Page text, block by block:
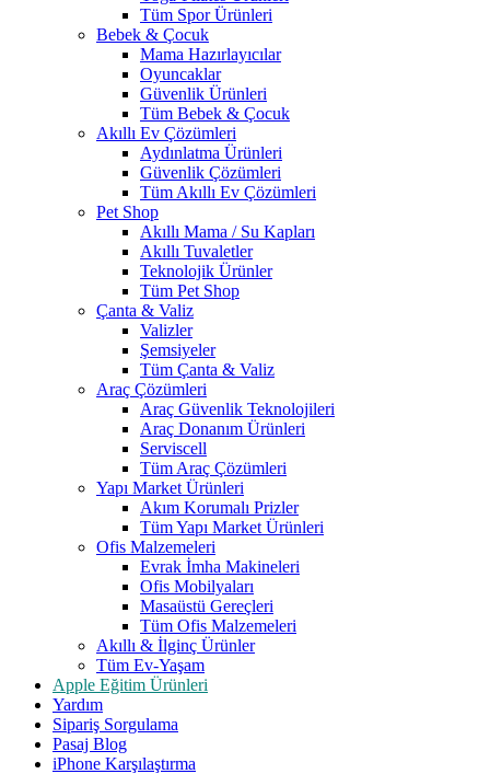
Tüm Spor Ürünleri
Bebek & Çocuk
Mama Hazırlayıcılar
Oyuncaklar
Güvenlik Ürünleri
Tüm Bebek & Çocuk
Akıllı Ev Çözümleri
Aydınlatma Ürünleri
Güvenlik Çözümleri
Tüm Akıllı Ev Çözümleri
Pet Shop
Akıllı Mama / Su Kapları
Akıllı Tuvaletler
Teknolojik Ürünler
Tüm Pet Shop
Çanta & Valiz
Valizler
Şemsiyeler
Tüm Çanta & Valiz
Araç Çözümleri
Araç Güvenlik Teknolojileri
Araç Donanım Ürünleri
Serviscell
Tüm Araç Çözümleri
Yapı Market Ürünleri
Akım Korumalı Prizler
Tüm Yapı Market Ürünleri
Ofis Malzemeleri
Evrak İmha Makineleri
Ofis Mobilyaları
Masaüstü Gereçleri
Tüm Ofis Malzemeleri
Akıllı & İlginç Ürünler
Tüm Ev-Yaşam
Apple Eğitim Ürünleri
Yardım
Sipariş Sorgulama
Pasaj Blog
iPhone Karşılaştırma